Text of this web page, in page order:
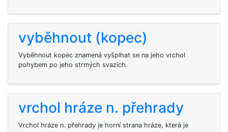
vyběhnout (kopec)
Vyběhnout kopec znamená vyšplhat se na jeho vrchol
pohybem po jeho strmých svazích.
vrchol hráze n. přehrady
Vrchol hráze n. přehrady je horní strana hráze, která je